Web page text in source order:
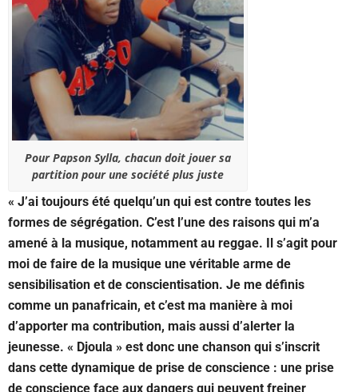
Pour Papson Sylla, chacun doit jouer sa
partition pour une société plus juste
« J’ai toujours été quelqu’un qui est contre toutes les
formes de ségrégation. C’est l’une des raisons qui m’a
amené à la musique, notamment au reggae. Il s’agit pour
moi de faire de la musique une véritable arme de
sensibilisation et de conscientisation. Je me définis
comme un panafricain, et c’est ma manière à moi
d’apporter ma contribution, mais aussi d’alerter la
jeunesse. « Djoula » est donc une chanson qui s’inscrit
dans cette dynamique de prise de conscience : une prise
de conscience face aux dangers qui peuvent freiner